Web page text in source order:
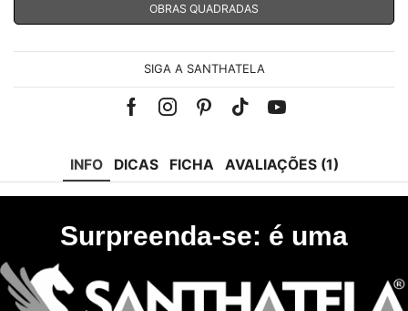
OBRAS QUADRADAS
SIGA A SANTHATELA
Facebook
Instagram
Pinterest
Tik-Youtube
INFO DICAS FICHA AVALIAÇÕES (1)
Surpreenda-se: é uma